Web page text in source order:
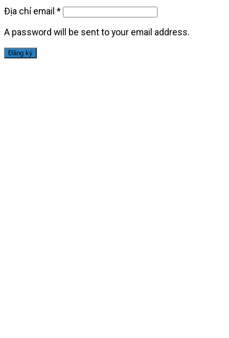
Địa chỉ email *
A password will be sent to your email address.
Đăng ký